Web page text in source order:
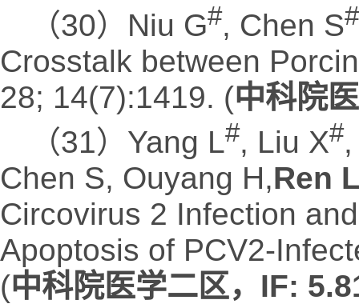
（30）Niu G#, Chen S#
Crosstalk between
28; 14(7):1419. (中科院
（31）Yang L#, Liu X#
Chen S, Ouyang H,Ren
Circovirus 2 Infection
Apoptosis of PCV2-
(中科院医学二区，IF: